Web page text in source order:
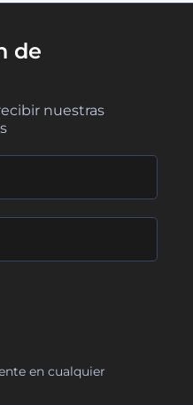
de
nuestras
en cualquier